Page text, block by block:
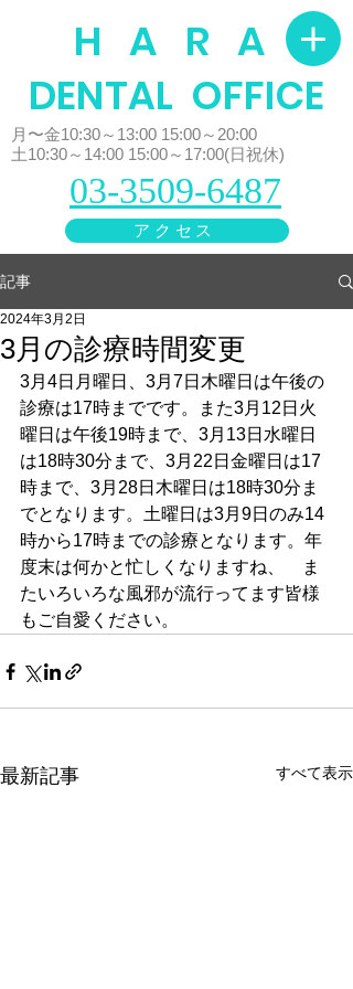
H A R A
​DENTAL OFFICE
月〜金10:30～13:00 15:00～20:00
土10:30～14:00 15:00～17:00(日祝休)
03-3509-6487
アクセス
記事
3月の診療時間変更
2024年3月2日
3月4日月曜日、3月7日木曜日は午後の
診療は17時までです。また3月12日火
曜日は午後19時まで、3月13日水曜日
は18時30分まで、3月22日金曜日は17
時まで、3月28日木曜日は18時30分ま
でとなります。土曜日は3月9日のみ14
時から17時までの診療となります。年
度末は何かと忙しくなりますね、　ま
たいろいろな風邪が流行ってます皆様
もご自愛ください。
最新記事 すべて表示